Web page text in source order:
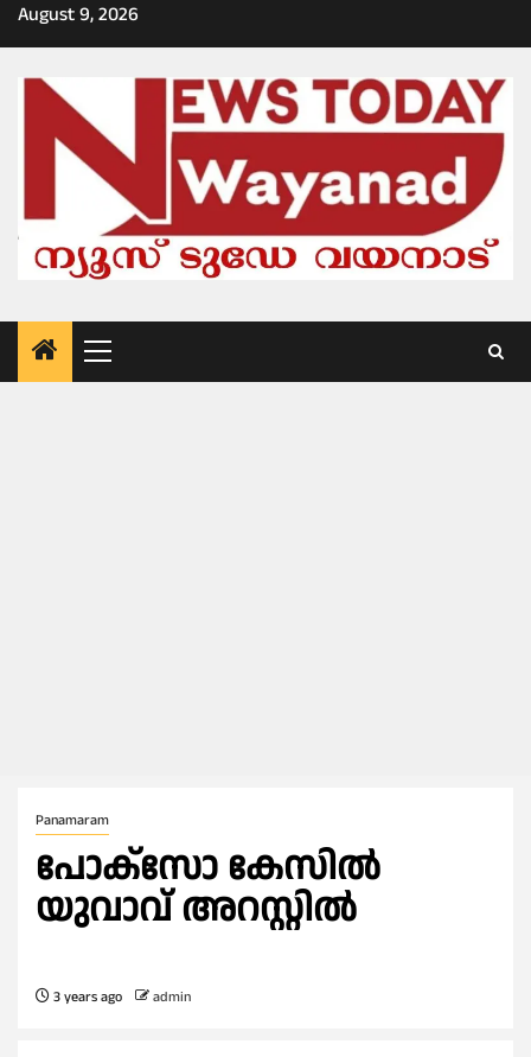
Skip
to
August 9, 2026
Primary
Menu
Panamaram
പോക്സോ കേസിൽ
യുവാവ് അറസ്റ്റിൽ
3 years ago admin